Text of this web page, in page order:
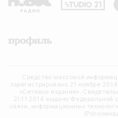
Средство массовой
зарегистрировано 21 ноября
«Сетевое издание».
21.11.2014 выдано Федеральной
связи, информационных